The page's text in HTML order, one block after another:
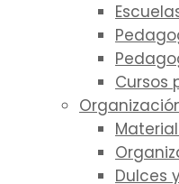
Cursos
Dulces